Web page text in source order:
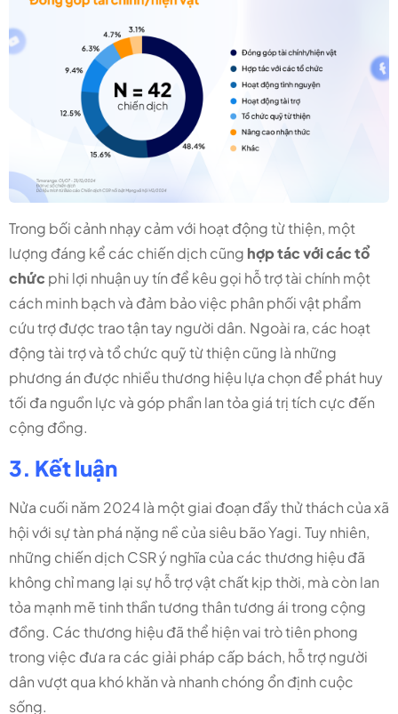
Trong bối cảnh nhạy cảm với hoạt động từ thiện, một
lượng đáng kể các chiến dịch cũng hợp tác với các tổ
chức phi lợi nhuận uy tín để kêu gọi hỗ trợ tài chính một
cách minh bạch và đảm bảo việc phân phối vật phẩm
cứu trợ được trao tận tay người dân. Ngoài ra, các hoạt
động tài trợ và tổ chức quỹ từ thiện cũng là những
phương án được nhiều thương hiệu lựa chọn để phát huy
tối đa nguồn lực và góp phần lan tỏa giá trị tích cực đến
cộng đồng.
3. Kết luận
Nửa cuối năm 2024 là một giai đoạn đầy thử thách của xã
hội với sự tàn phá nặng nề của siêu bão Yagi. Tuy nhiên,
những chiến dịch CSR ý nghĩa của các thương hiệu đã
không chỉ mang lại sự hỗ trợ vật chất kịp thời, mà còn lan
tỏa mạnh mẽ tinh thần tương thân tương ái trong cộng
đồng. Các thương hiệu đã thể hiện vai trò tiên phong
trong việc đưa ra các giải pháp cấp bách, hỗ trợ người
dân vượt qua khó khăn và nhanh chóng ổn định cuộc
sống.